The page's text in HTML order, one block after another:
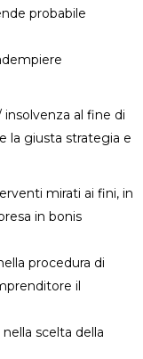
probabile
insolvenza al fine di
la giusta strategia e
mirati ai fini, in
in bonis
procedura di
il
scelta della